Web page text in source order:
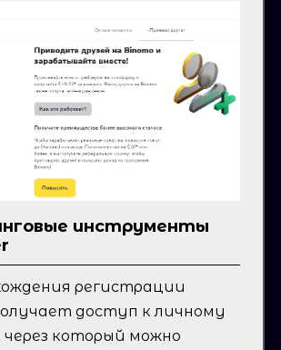
инструменты
регистрации
доступ к личному
который можно